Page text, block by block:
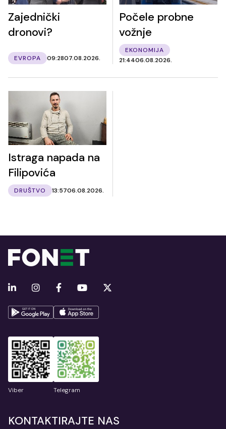
Zajednički
dronovi?
EVROPA 09:2807.08.2026.
Počele probne
vožnje
EKONOMIJA
21:4406.08.2026.
Istraga napada na
Filipovića
DRUŠTVO 13:5706.08.2026.
Viber Telegram
KONTAKTIRAJTE NAS